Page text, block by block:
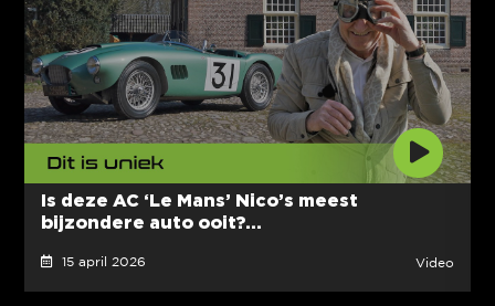
Is deze AC ‘Le Mans’ Nico’s meest
bijzondere auto ooit?...
15 april 2026 Video